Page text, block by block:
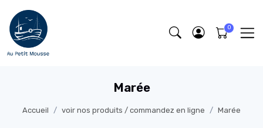
Marée
Accueil voir nos produits / commandez en ligne Marée